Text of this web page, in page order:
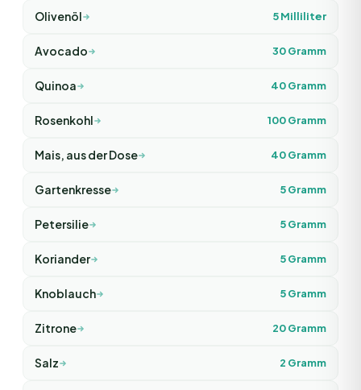
Olivenöl 5Milliliter
Avocado 30Gramm
Quinoa 40Gramm
Rosenkohl 100Gramm
Mais, aus der Dose 40Gramm
Gartenkresse 5Gramm
Petersilie 5Gramm
Koriander 5Gramm
Knoblauch 5Gramm
Zitrone 20Gramm
Salz 2 Gramm